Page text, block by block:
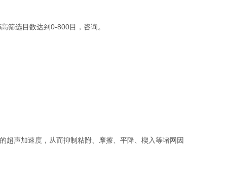
筛选目数达到0-800目，咨询。
超声加速度，从而抑制粘附、摩擦、平降、楔入等堵网因